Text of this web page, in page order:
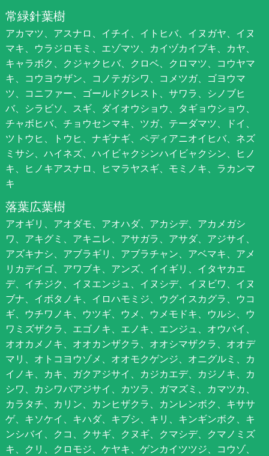
常緑針葉樹
アカマツ、アスナロ、イチイ、イトヒバ、イヌガヤ、イヌ
マキ、ウラジロモミ、エゾマツ、カイヅカイブキ、カヤ、
キャラボク、クジャクヒバ、クロベ、クロマツ、コウヤマ
キ、コウヨウザン、コノテガシワ、コメツガ、ゴヨウマ
ツ、コニファー、ゴールドクレスト、サワラ、シノブヒ
バ、シラビソ、スギ、ダイオウショウ、タギョウショウ、
チャボヒバ、チョウセンマキ、ツガ、テーダマツ、ドイ、
ツトウヒ、トウヒ、ナギナギ、ペディアニオイヒバ、ネズ
ミサシ、ハイネズ、ハイビャクシンハイビャクシン、ヒノ
キ、ヒノキアスナロ、ヒマラヤスギ、モミノキ、ラカンマ
キ
落葉広葉樹
アオギリ、アオダモ、アオハダ、アカシデ、アカメガシ
ワ、アキグミ、アキニレ、アサガラ、アサダ、アジサイ、
アズキナシ、アブラギリ、アブラチャン、アベマキ、アメ
リカデイゴ、アワブキ、アンズ、イイギリ、イタヤカエ
デ、イチジク、イヌエンジュ、イヌシデ、イヌビワ、イヌ
ブナ、イボタノキ、イロハモミジ、ウグイスカグラ、ウコ
ギ、ウチワノキ、ウツギ、ウメ、ウメモドキ、ウルシ、ウ
ワミズザクラ、エゴノキ、エノキ、エンジュ、オウバイ、
オオカメノキ、オオカンザクラ、オオシマザクラ、オオデ
マリ、オトコヨウゾメ、オオモクゲンジ、オニグルミ、カ
イノキ、カキ、ガクアジサイ、カジカエデ、カジノキ、カ
シワ、カシワバアジサイ、カツラ、ガマズミ、カマツカ、
カラタチ、カリン、カンヒザクラ、カンレンボク、キササ
ゲ、キソケイ、キハダ、キブシ、キリ、キンギンボク、キ
ンシバイ、クコ、クサギ、クヌギ、クマシデ、クマノミズ
キ、クリ、クロモジ、ケヤキ、ゲンカイツツジ、コウゾ、